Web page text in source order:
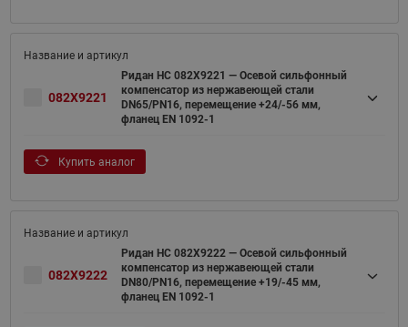
082X9221
Ридан НС 082X9221 — Осевой сильфонный
компенсатор из нержавеющей стали
DN65/PN16, перемещение +24/-56 мм,
фланец EN 1092-1
Купить аналог
082X9222
Ридан НС 082X9222 — Осевой сильфонный
компенсатор из нержавеющей стали
DN80/PN16, перемещение +19/-45 мм,
фланец EN 1092-1